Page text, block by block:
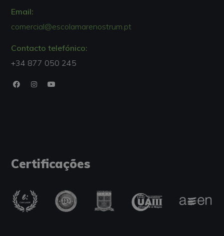
Email:
comercial@escolamarenostrum.pt
Contacto telefónico:
+34 877 050 245
Certificações